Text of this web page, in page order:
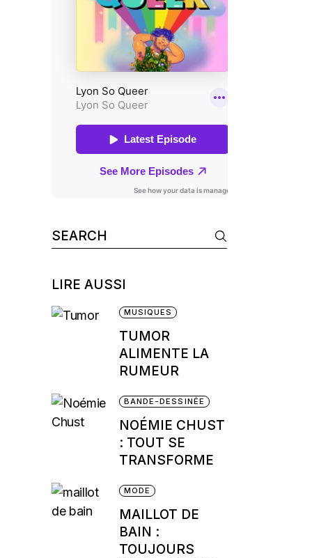
Search
for:
LIRE AUSSI
MUSIQUES
TUMOR
ALIMENTE LA
RUMEUR
BANDE-DESSINÉE
NOÉMIE CHUST
: TOUT SE
TRANSFORME
MODE
MAILLOT DE
BAIN :
TOUJOURS